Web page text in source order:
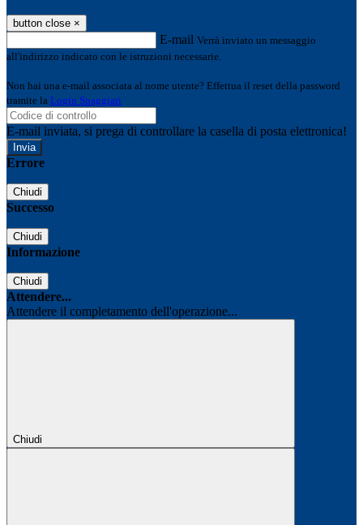
button close ×
E-mail Verrà inviato un messaggio
all'indirizzo indicato con le istruzioni necessarie.
Non hai una e-mail associata al nome utente? Effettua il reset della password
tramite la Login Spaggiari
E-mail inviata, si prega di controllare la casella di posta elettronica!
Errore
Chiudi
Successo
Chiudi
Informazione
Chiudi
Attendere...
Attendere il completamento dell'operazione...
Chiudi